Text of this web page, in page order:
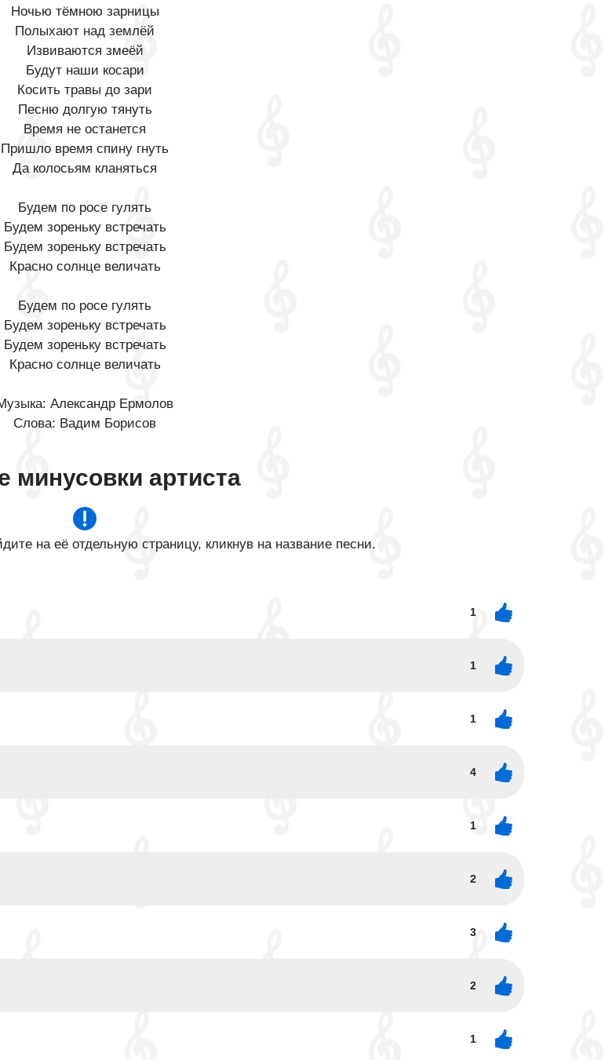
Ночью тёмною зарницы
Полыхают над землёй
Извиваются змеёй
Будут наши косари
Косить травы до зари
Песню долгую тянуть
Время не останется
Пришло время спину гнуть
Да колосьям кланяться
Будем по росе гулять
Будем зореньку встречать
Будем зореньку встречать
Красно солнце величать
Будем по росе гулять
Будем зореньку встречать
Будем зореньку встречать
Красно солнце величать
Александр Ермолов
Слова: Вадим Борисов
минусовки артиста
на её отдельную страницу, кликнув на название песни.
1
1
1
4
1
2
3
2
1